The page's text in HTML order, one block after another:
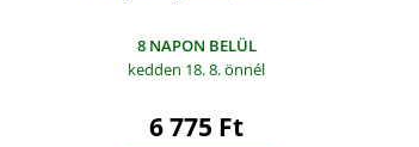
8 NAPON BELÜL
kedden 18. 8.önnél
6 775 Ft